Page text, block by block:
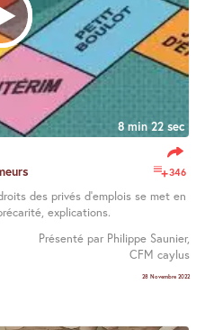
8 min 22 sec
346
des privés d’emplois se met en
explications.
Présenté par Philippe Saunier,
CFM caylus
28 Novembre 2022